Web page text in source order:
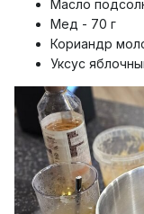
Масло
Мед - 70 г
Кориандр
Уксус